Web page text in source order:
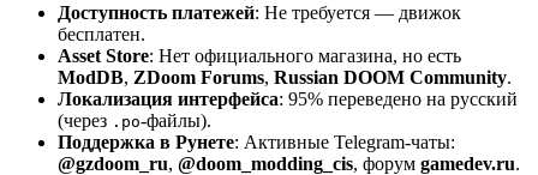
Доступность платежей: Не требуется — движок
бесплатен.
Asset Store: Нет официального магазина, но есть
ModDB, ZDoom Forums, Russian DOOM Community.
Локализация интерфейса: 95% переведено на русский
(через .po-файлы).
Поддержка в Рунете: Активные Telegram-чаты:
@gzdoom_ru, @doom_modding_cis, форум gamedev.ru.